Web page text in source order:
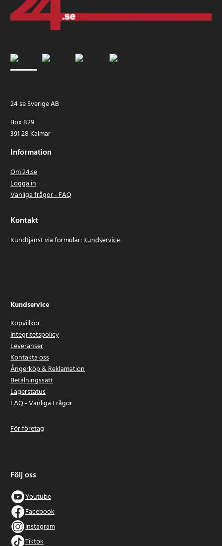
24 se Sverige AB
Box 829
391 28 Kalmar
Information
Om 24.se
Logga in
Vanliga frågor - FAQ
Kontakt
Kundtjänst via formulär:Kundservice
Kundservice
Köpvillkor
Integritetspolicy
Leveranser
Kontakta oss
Ångerköp & Reklamation
Betalningssätt
Lagerstatus
FAQ - Vanliga Frågor
För företag
Följ oss
Youtube
Facebook
Instagram
Tiktok